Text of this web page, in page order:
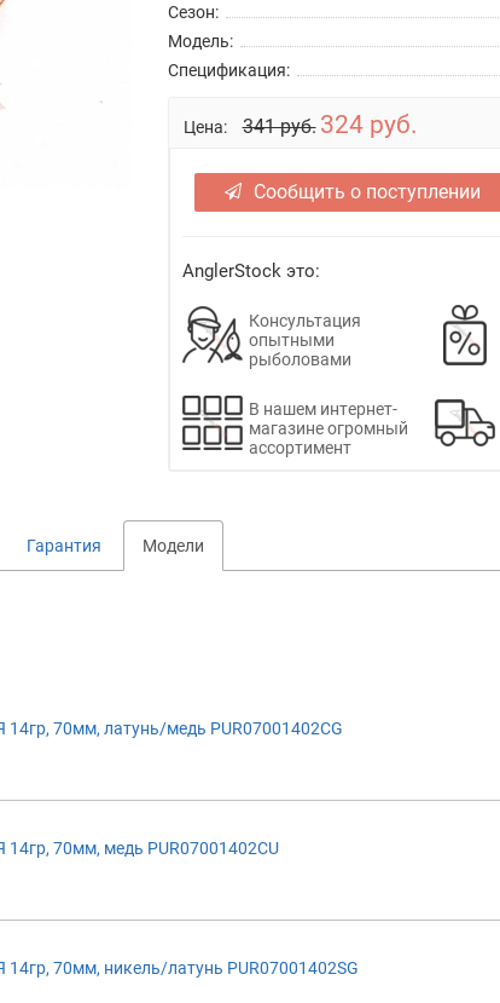
Сезон:
Модель:
Спецификация:
Цена: 341 руб. 324 руб.
Сообщить о поступлении
AnglerStock это:
Консультация
опытными
рыболовами
В нашем интернет-
магазине огромный
ассортимент
Гарантия Модели
70мм, латунь/медь PUR07001402CG
70мм, медь PUR07001402CU
70мм, никель/латунь PUR07001402SG